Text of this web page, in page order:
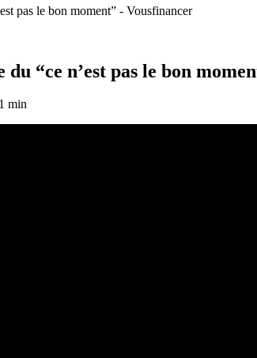
pas le bon moment” - Vousfinancer
“ce n’est pas le bon
min